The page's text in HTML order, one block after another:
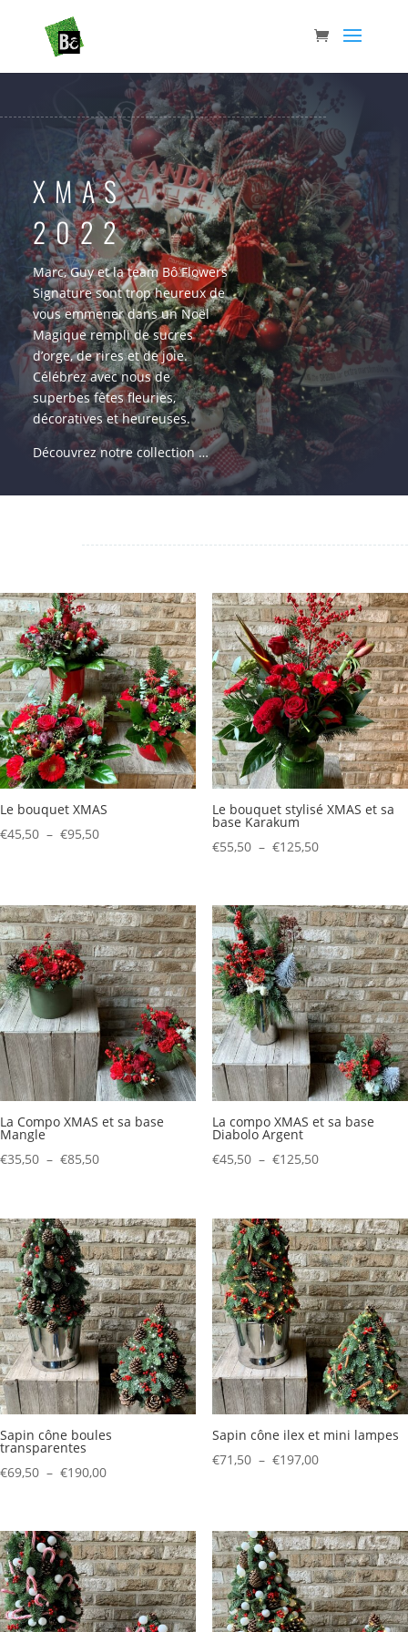
XMAS
2022
Marc, Guy et la team Bô Flowers
Signature sont trop heureux de
vous emmener dans un Noël
Magique rempli de sucres
d’orge, de rires et de joie.
Célébrez avec nous de
superbes fêtes fleuries,
décoratives et heureuses.
Découvrez notre collection …
Le bouquet XMAS
€45,50 – €95,50Plage
€45,50
à
€95,50
Le bouquet stylisé XMAS et sa
base Karakum
€55,50 – €125,50Plage
€55,50
à
€125,50
La Compo XMAS et sa base
Mangle
€35,50 – €85,50Plage
€35,50
à
€85,50
La compo XMAS et sa base
Diabolo Argent
€45,50 – €125,50Plage
€45,50
à
€125,50
Sapin cône boules
transparentes
€69,50 – €190,00Plage
€69,50
à
€190,00
Sapin cône ilex et mini lampes
€71,50 – €197,00Plage
€71,50
à
€197,00